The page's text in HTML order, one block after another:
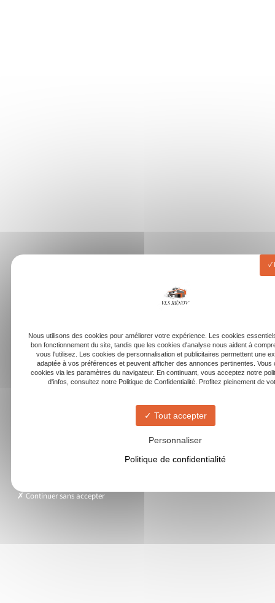
Nous utilisons des cookies pour améliorer votre expérience. Les cookies
bon fonctionnement du site, tandis que les cookies d'analyse nous aident à
vous l'utilisez. Les cookies de personnalisation et publicitaires permettent une
adaptée à vos préférences et peuvent afficher des annonces pertinentes. Vous
cookies via les paramètres du navigateur. En continuant, vous acceptez notre
d'infos, consultez notre Politique de Confidentialité. Profitez pleinement de
Tout accepter
Personnaliser
Politique de confidentialité
Continuer sans accepter